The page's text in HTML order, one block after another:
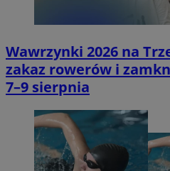
Wawrzynki 2026 na
zakaz rowerów i
7–9 sierpnia